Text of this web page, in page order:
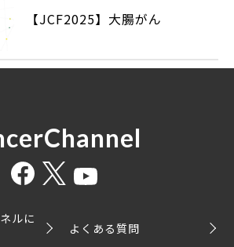
【JCF2025】大腸がん
ルに
よくある質問